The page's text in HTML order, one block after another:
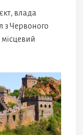
влада
з Червоного